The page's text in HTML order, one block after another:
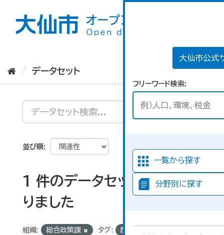
大仙市公式
フリーワード検索
一覧から探す
分野別に探す
データセット
並び順
1 件のデータセットが見つか
りました
組織: 総合政策課 タグ: 配偶関係